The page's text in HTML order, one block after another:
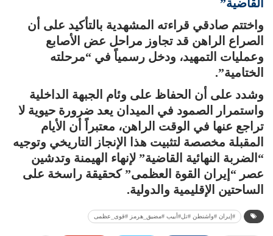
القاضية”
واختتم صادقي قراءته المشهدية بالتأكيد على أن
الصراع الراهن قد تجاوز مراحل عض الأصابع
وعمليات التمهيد، ودخل رسمياً في “مرحلته
الختامية”.
وشدد على أن الحفاظ على وئام الجبهة الداخلية
واستمرار الصمود في الميدان يعد ضرورة حيوية لا
تراجع عنها في الوقت الراهن، معتبراً أن الأيام
المقبلة مخصصة لتثبيت هذا الإنجاز التاريخي وتوجيه
“الضربة النهائية القاضية” لإنهاء الهيمنة وتدشين
عصر “إيران القوة العظمى” كحقيقة راسخة على
الساحتين الإقليمية والدولية.
#إيران #واشنطن #تل#أبيب #مضيق_هرمز #قوى_عظمى